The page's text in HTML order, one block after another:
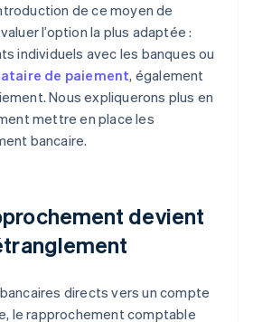
de ce moyen de
l’option la plus adaptée :
individuels avec les banques ou
de paiement, également
Nous expliquerons plus en
mettre en place les
bancaire.
devient
directs vers un compte
le rapprochement comptable